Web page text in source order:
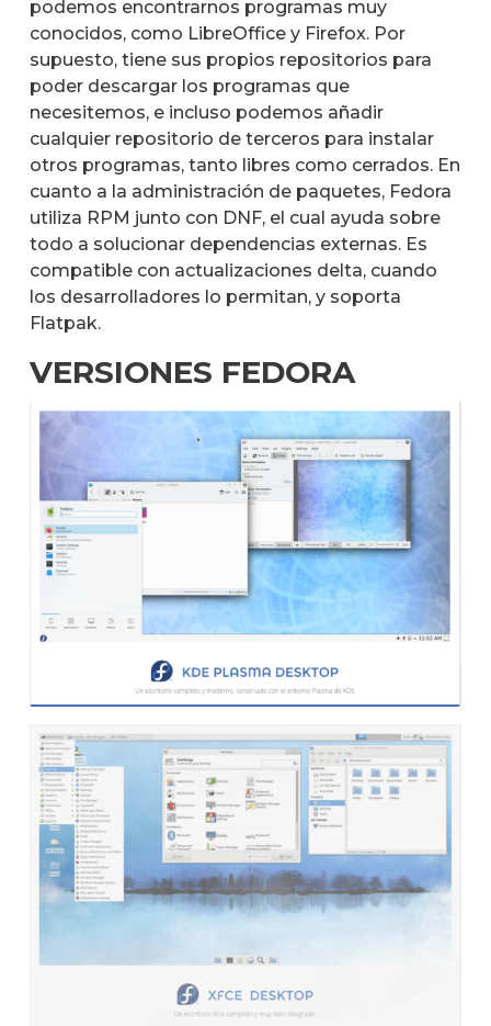
podemos encontrarnos programas muy
conocidos, como LibreOffice y Firefox. Por
supuesto, tiene sus propios repositorios para
poder descargar los programas que
necesitemos, e incluso podemos añadir
cualquier repositorio de terceros para instalar
otros programas, tanto libres como cerrados. En
cuanto a la administración de paquetes, Fedora
utiliza RPM junto con DNF, el cual ayuda sobre
todo a solucionar dependencias externas. Es
compatible con actualizaciones delta, cuando
los desarrolladores lo permitan, y soporta
Flatpak.
VERSIONES FEDORA